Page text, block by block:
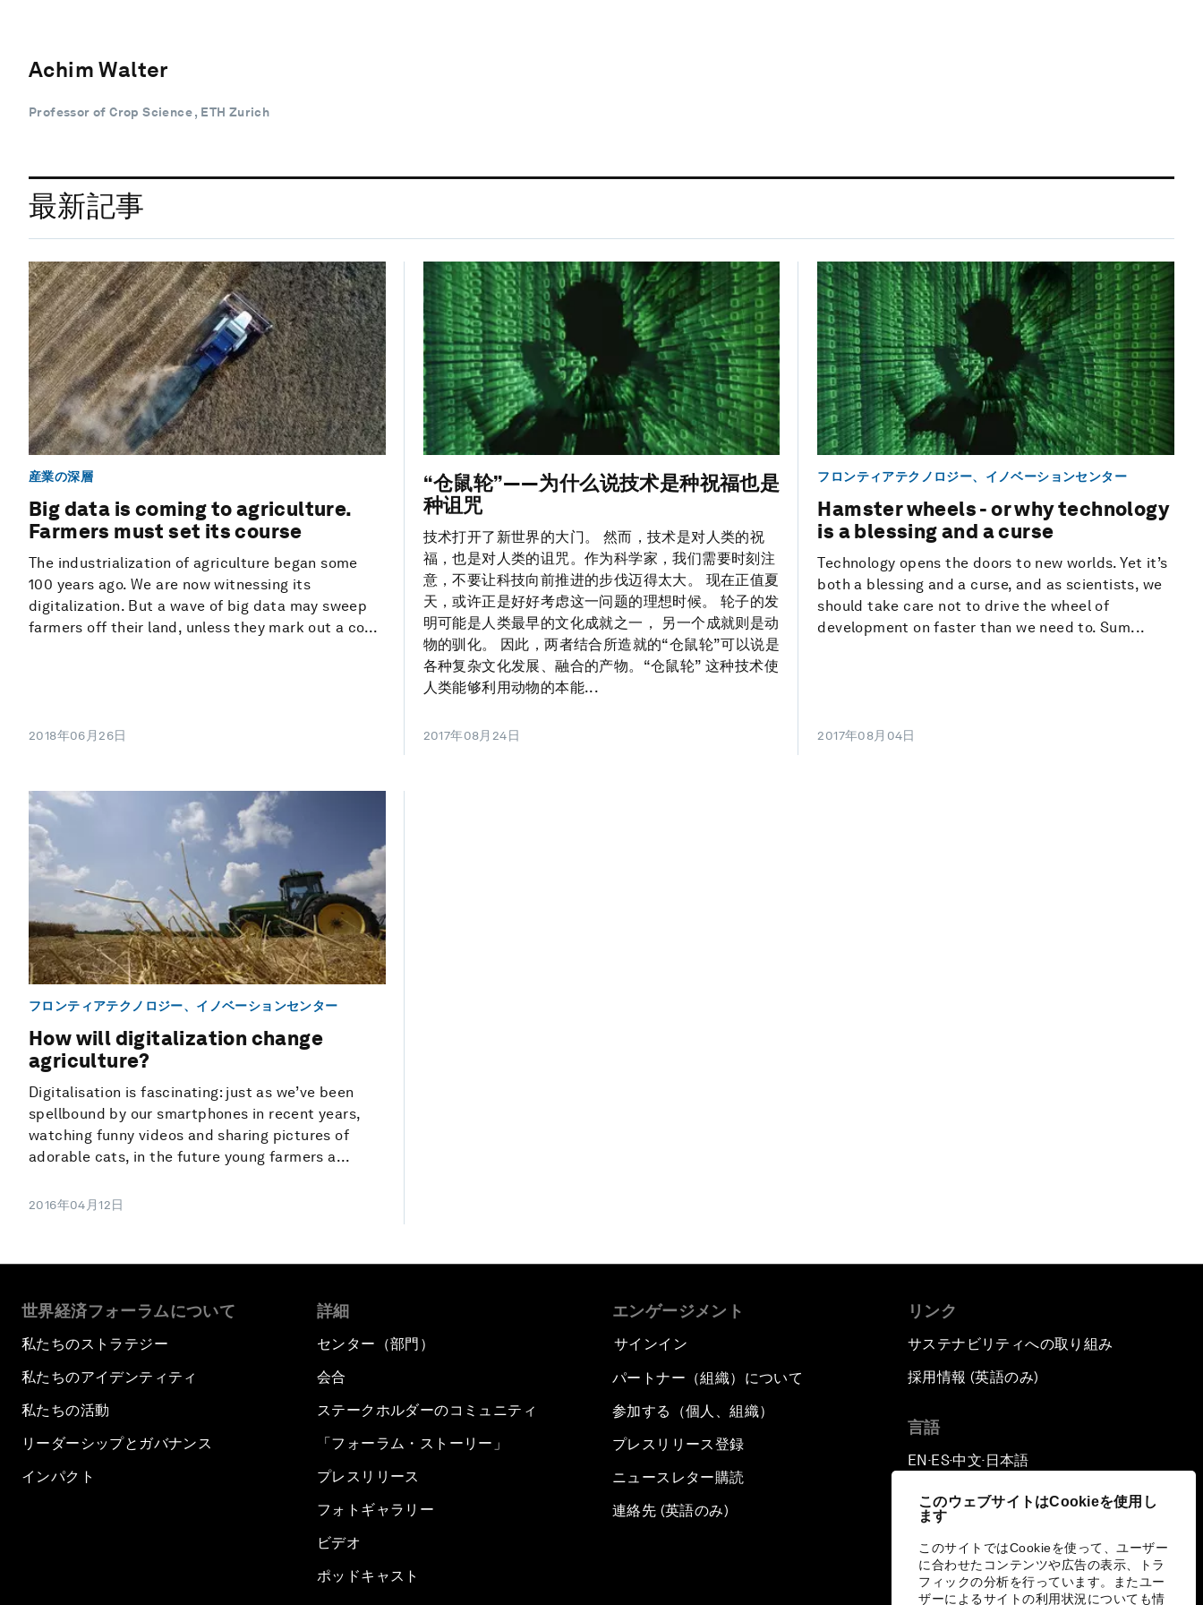
このウェブサイトはCookieを使用し
ます
このサイトではCookieを使って、ユーザー
に合わせたコンテンツや広告の表示、トラ
フィックの分析を行っています。またユー
ザーによるサイトの利用状況についても情
Achim Walter
Professor of Crop Science , ETH Zurich
最新記事
産業の深層
Big data is coming to agriculture.
Farmers must set its course
The industrialization of agriculture began some
100 years ago. We are now witnessing its
digitalization. But a wave of big data may sweep
farmers off their land, unless they mark out a co...
2018年06月26日
“仓鼠轮”——为什么说技术是种祝福也是
种诅咒
技术打开了新世界的大门。 然而，技术是对人类的祝
福，也是对人类的诅咒。作为科学家，我们需要时刻注
意，不要让科技向前推进的步伐迈得太大。 现在正值夏
天，或许正是好好考虑这一问题的理想时候。 轮子的发
明可能是人类最早的文化成就之一， 另一个成就则是动
物的驯化。 因此，两者结合所造就的“仓鼠轮”可以说是
各种复杂文化发展、融合的产物。“仓鼠轮” 这种技术使
人类能够利用动物的本能...
2017年08月24日
フロンティアテクノロジー、イノベーションセンター
Hamster wheels - or why technology
is a blessing and a curse
Technology opens the doors to new worlds. Yet it’s
both a blessing and a curse, and as scientists, we
should take care not to drive the wheel of
development on faster than we need to. Sum...
2017年08月04日
フロンティアテクノロジー、イノベーションセンター
How will digitalization change
agriculture?
Digitalisation is fascinating: just as we’ve been
spellbound by our smartphones in recent years,
watching funny videos and sharing pictures of
adorable cats, in the future young farmers a...
2016年04月12日
世界経済フォーラムについて
私たちのストラテジー
私たちのアイデンティティ
私たちの活動
リーダーシップとガバナンス
インパクト
詳細
センター（部門）
会合
ステークホルダーのコミュニティ
「フォーラム・ストーリー」
プレスリリース
フォトギャラリー
ビデオ
ポッドキャスト
エンゲージメント
サインイン
パートナー（組織）について
参加する（個人、組織）
プレスリリース登録
ニュースレター購読
連絡先 (英語のみ)
リンク
サステナビリティへの取り組み
採用情報 (英語のみ)
言語
EN ▪ES▪中文▪ 日本語